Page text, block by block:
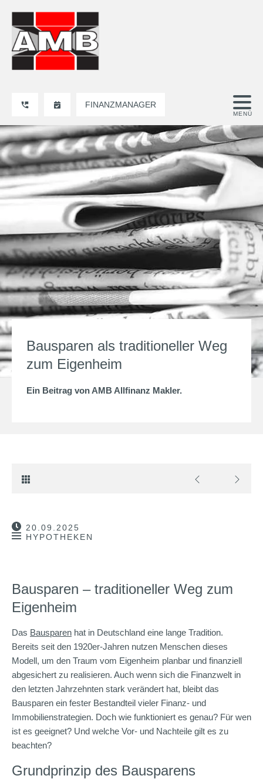
FINANZMANAGER
Bausparen als traditioneller Weg
zum Eigenheim
Ein Beitrag von AMB Allfinanz Makler.
20.09.2025
HYPOTHEKEN
Bausparen – traditioneller Weg zum
Eigenheim
Das Bausparen hat in Deutschland eine lange Tradition.
Bereits seit den 1920er-Jahren nutzen Menschen dieses
Modell, um den Traum vom Eigenheim planbar und finanziell
abgesichert zu realisieren. Auch wenn sich die Finanzwelt in
den letzten Jahrzehnten stark verändert hat, bleibt das
Bausparen ein fester Bestandteil vieler Finanz- und
Immobilienstrategien. Doch wie funktioniert es genau? Für wen
ist es geeignet? Und welche Vor- und Nachteile gilt es zu
beachten?
Grundprinzip des Bausparens